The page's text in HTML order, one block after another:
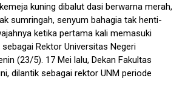
kuning dibalut dasi berwarna merah,
sumringah, senyum bahagia tak henti-
ketika pertama kali memasuki
Rektor Universitas Negeri
(23/5). 17 Mei lalu, Dekan Fakultas
dilantik sebagai rektor UNM periode